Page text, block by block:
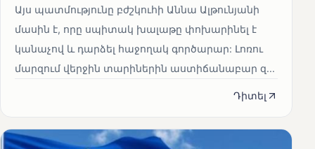
Այս պատմությունը բժշկուհի Աննա Ալթունյանի
մասին է, որը սպիտակ խալաթը փոխարինել է
կանաչով և դարձել հաջողակ գործարար: Լոռու
մարզում վերջին տարիներին աստիճանաբար զ...
Դիտել